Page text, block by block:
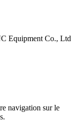
Equipment Co., Ltd
navigation sur le